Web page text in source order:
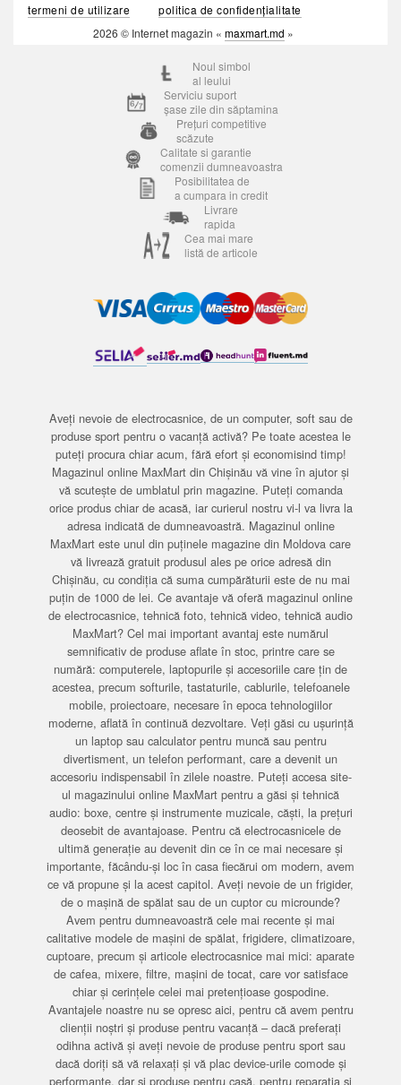
termeni de utilizare
politica de confidențialitate
2026 © Internet magazin « maxmart.md »
Noul simbol
al leului
Serviciu suport
șase zile din săptamina
Prețuri competitive
scăzute
Calitate si garantie
comenzii dumneavoastra
Posibilitatea de
a cumpara in credit
Livrare
rapida
Cea mai mare
listă de articole
Aveți nevoie de electrocasnice, de un computer, soft sau de
produse sport pentru o vacanță activă? Pe toate acestea le
puteți procura chiar acum, fără efort și economisind timp!
Magazinul online MaxMart din Chișinău vă vine în ajutor și
vă scutește de umblatul prin magazine. Puteți comanda
orice produs chiar de acasă, iar curierul nostru vi-l va livra la
adresa indicată de dumneavoastră. Magazinul online
MaxMart este unul din puținele magazine din Moldova care
vă livrează gratuit produsul ales pe orice adresă din
Chișinău, cu condiția că suma cumpărăturii este de nu mai
puțin de 1000 de lei. Ce avantaje vă oferă magazinul online
de electrocasnice, tehnică foto, tehnică video, tehnică audio
MaxMart? Cel mai important avantaj este numărul
semnificativ de produse aflate în stoc, printre care se
numără: computerele, laptopurile și accesoriile care țin de
acestea, precum softurile, tastaturile, cablurile, telefoanele
mobile, proiectoare, necesare în epoca tehnologiilor
moderne, aflată în continuă dezvoltare. Veți găsi cu ușurință
un laptop sau calculator pentru muncă sau pentru
divertisment, un telefon performant, care a devenit un
accesoriu indispensabil în zilele noastre. Puteți accesa site-
ul magazinului online MaxMart pentru a găsi și tehnică
audio: boxe, centre și instrumente muzicale, căști, la prețuri
deosebit de avantajoase. Pentru că electrocasnicele de
ultimă generație au devenit din ce în ce mai necesare și
importante, făcându-și loc în casa fiecărui om modern, avem
ce vă propune și la acest capitol. Aveți nevoie de un frigider,
de o mașină de spălat sau de un cuptor cu microunde?
Avem pentru dumneavoastră cele mai recente și mai
calitative modele de mașini de spălat, frigidere, climatizoare,
cuptoare, precum și articole electrocasnice mai mici: aparate
de cafea, mixere, filtre, mașini de tocat, care vor satisface
chiar și cerințele celei mai pretențioase gospodine.
Avantajele noastre nu se opresc aici, pentru că avem pentru
clienții noștri și produse pentru vacanță – dacă preferați
odihna activă și aveți nevoie de produse pentru sport sau
dacă doriți să vă relaxați și vă plac device-urile comode și
performante, dar și produse pentru casă, pentru reparația și